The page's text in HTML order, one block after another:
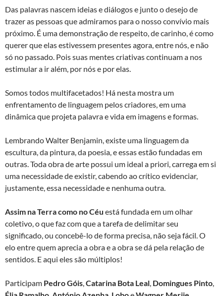
Das palavras nascem ideias e diálogos e junto o desejo de
trazer as pessoas que admiramos para o nosso convívio mais
próximo. É uma demonstração de respeito, de carinho, é como
querer que elas estivessem presentes agora, entre nós, e não
só no passado. Pois suas mentes criativas continuam a nos
estimular a ir além, por nós e por elas.
Somos todos multifacetados! Há nesta mostra um
enfrentamento de linguagem pelos criadores, em uma
dinâmica que projeta palavra e vida em imagens e formas.
Lembrando Walter Benjamin, existe uma linguagem da
escultura, da pintura, da poesia, e essas estão fundadas em
outras. Toda obra de arte possui um ideal a priori, carrega em si
uma necessidade de existir, cabendo ao crítico evidenciar,
justamente, essa necessidade e nenhuma outra.
Assim na Terra como no Céu está fundada em um olhar
coletivo, o que faz com que a tarefa de delimitar seu
significado, ou concebê-lo de forma precisa, não seja fácil. O
elo entre quem aprecia a obra e a obra se dá pela relação de
sentidos. E aqui eles são múltiplos!
Participam Pedro Góis Catarina Bota Leal Domingues Pinto